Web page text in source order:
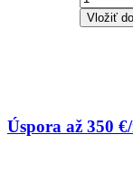
Úspora až 350